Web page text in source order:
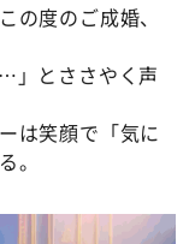
の度のご成婚、
」とささやく声
は笑顔で「気に
。